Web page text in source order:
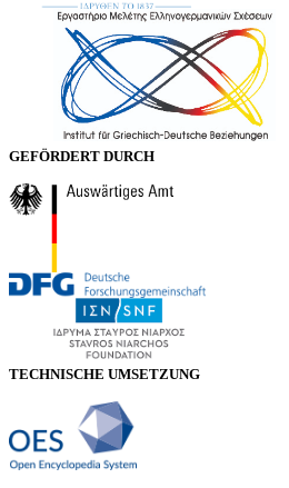
GEFÖRDERT DURCH
TECHNISCHE UMSETZUNG